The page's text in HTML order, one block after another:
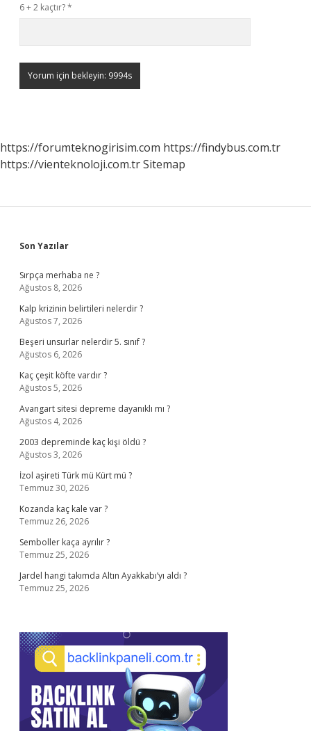
6 + 2 kaçtır?*
https://forumteknogirisim.com https://findybus.com.tr
https://vienteknoloji.com.trSitemap
Sidebar
Son Yazılar
Sırpça merhaba ne ?
Ağustos 8, 2026
Kalp krizinin belirtileri nelerdir ?
Ağustos 7, 2026
Beşeri unsurlar nelerdir 5. sınıf ?
Ağustos 6, 2026
Kaç çeşit köfte vardır ?
Ağustos 5, 2026
Avangart sitesi depreme dayanıklı mı ?
Ağustos 4, 2026
2003 depreminde kaç kişi öldü ?
Ağustos 3, 2026
İzol aşireti Türk mü Kürt mü ?
Temmuz 30, 2026
Kozanda kaç kale var ?
Temmuz 26, 2026
Semboller kaça ayrılır ?
Temmuz 25, 2026
Jardel hangi takımda Altın Ayakkabı’yı aldı ?
Temmuz 25, 2026